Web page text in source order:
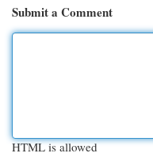
Submit a Comment
HTML is allowed